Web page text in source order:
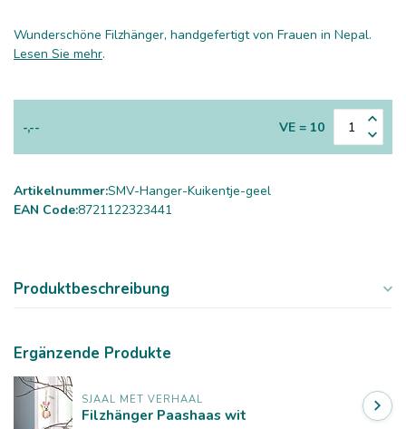
Wunderschöne Filzhänger, handgefertigt von Frauen in Nepal.
Lesen Sie mehr.
-,-- VE = 10
Artikelnummer:SMV-Hanger-Kuikentje-geel
EAN Code:8721122323441
Produktbeschreibung
Ergänzende Produkte
SJAAL MET VERHAAL
Filzhänger Paashaas wit